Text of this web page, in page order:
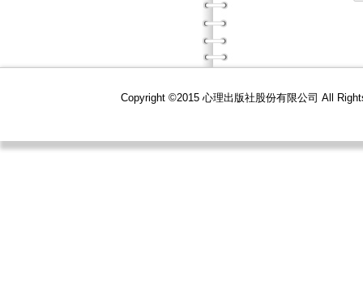
Copyright ©2015 心理出版社股份有限公司 All